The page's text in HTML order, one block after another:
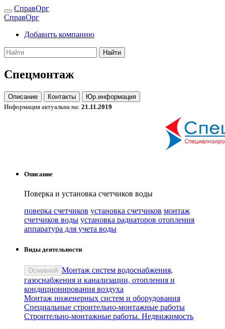
СправОрг
СправОрг
Добавить компанию
Найти
Спецмонтаж
Описание Контакты
Юр.информация
Информация актуальна на: 21.11.2019
Описание
Поверка и установка счетчиков воды
поверка счетчиков установка счетчиков монтаж
счетчиков воды установка радиаторов отопления
аппаратура для учета воды
Виды деятельности
Основной Монтаж систем водоснабжения,
газоснабжения и канализации, отопления и
кондиционирования воздуха
Монтаж инженерных систем и оборудования
Специальные строительно-монтажные работы
Строительно-монтажные работы. Недвижимость